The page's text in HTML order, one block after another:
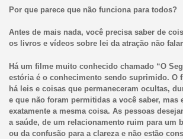
Por que parece que não funciona para todos?
Antes de mais nada, você precisa saber de
os livros e vídeos sobre lei da atração não
Há um filme muito conhecido chamado “O
estória é o conhecimento sendo suprimido. O
há leis e coisas que permaneceram ocultas,
e que não foram permitidas a você saber, mas
exatamente a mesma coisa. As pessoas
a saúde, de um relacionamento ruim para um
ou da confusão para a clareza e não estão